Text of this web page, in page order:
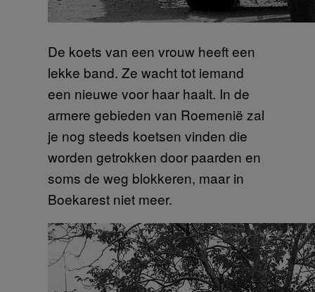
De koets van een vrouw heeft een
lekke band. Ze wacht tot iemand
een nieuwe voor haar haalt. In de
armere gebieden van Roemenië zal
je nog steeds koetsen vinden die
worden getrokken door paarden en
soms de weg blokkeren, maar in
Boekarest niet meer.